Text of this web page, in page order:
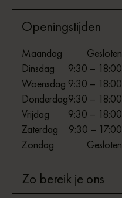
Openingstijden
Maandag
Gesloten
Dinsdag
9:30 – 18:00
Woensdag 9:30 – 18:00
Donderdag9:30 – 18:00
Vrijdag
9:30 – 18:00
Zaterdag
9:30 – 17:00
Zondag
Gesloten
Zo bereik je ons